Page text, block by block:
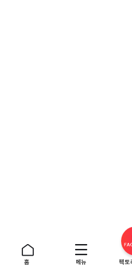
홈 메뉴 팩토